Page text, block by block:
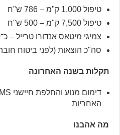
טיפול 1,000 ק"מ – 786 ש"ח
טיפול 7,500 ק"מ – 500 ש"ח
צמיגי מיטאס אנדורו טרייל – כ־1,500 ש"ח
סה"כ הוצאות (לפני ביטוח חובה;
תקלות בשנה האחרונה
האחריות
מה אהבנו